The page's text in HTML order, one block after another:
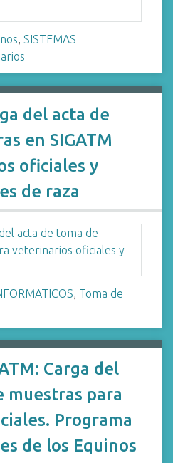
, SISTEMAS
del acta de
en SIGATM
oficiales y
de raza
, Toma de
Carga del
muestras para
Programa
de los Equinos